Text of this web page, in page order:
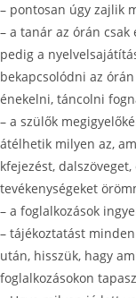
– pontosan úgy zajlik
– a tanár az órán
pedig a
bekapcsolódni az
énekelni, táncolni
– a szülők
átélhetik milyen az,
kfejezést,
tevékenységeket
– a foglalkozások
– tájékoztatást
után, hisszük, hagy
foglalkozásokon